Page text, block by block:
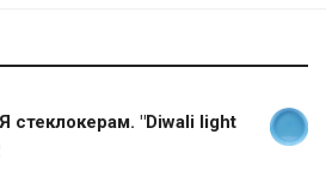
"Diwali light